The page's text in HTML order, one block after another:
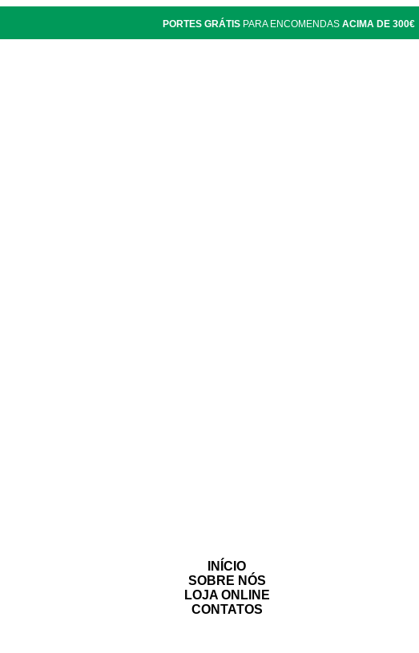
PORTES GRÁTIS PARA ENCOMENDASACIMA DE 300€
INÍCIO
SOBRE NÓS
LOJA ONLINE
CONTATOS